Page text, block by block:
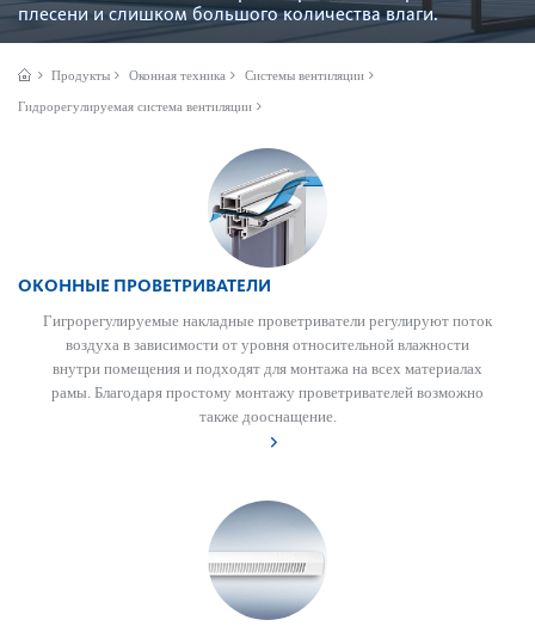
плесени и слишком большого количества влаги.
Продукты Оконная техника Системы вентиляции
Гидрорегулируемая система вентиляции
ОКОННЫЕ ПРОВЕТРИВАТЕЛИ
Гигро­р­егулируемые накладные проветр­иватели регулируют поток
воздуха в зав­исимости от уровня относительной влажности
внутри помещения и подходят для монтажа на всех матер­иалах
рамы. Благодаря про­с­тому монтажу проветр­ивателей возможно
также дооснащение.